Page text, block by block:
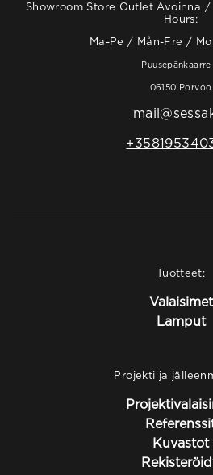
Showroom Store Outlet Avoinna
Hours:
Ma-Pe / Mån-Fre /
Puusepänkaarre
06150 Porvoo
Tuotteet:
Valaisimet
Lamput
Projekti ja
Kuvastot